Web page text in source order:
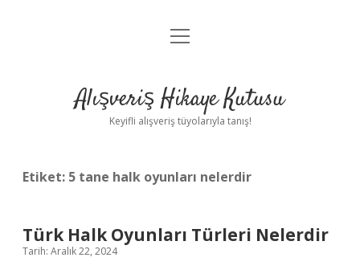
Anasayfa
Yasal Uyarı
menüyü
Alışveriş Hikaye Kutusu
Keyifli alışveriş tüyolarıyla tanış!
Etiket: 5 tane halk oyunları nelerdir
Türk Halk Oyunları Türleri Nelerdir
Tarih: Aralık 22, 2024